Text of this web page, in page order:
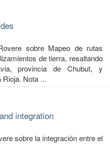
sobre Mapeo de rutas
de tierra, resaltando
provincia de Chubut, y
Rioja. Nota ...
integration
sobre la integración entre el